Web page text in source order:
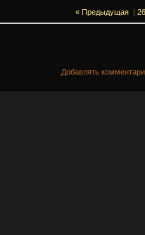
« Предыдущая | 26
Добавлять